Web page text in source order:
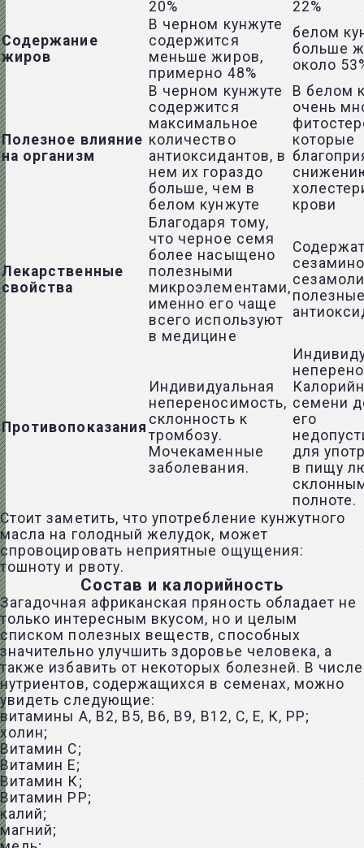
20% 22%
Содержание
жиров
В черном кунжуте
содержится
меньше жиров,
примерно 48%
белом
больше
около
Полезное влияние
на организм
В черном кунжуте
содержится
максимальное
количество
антиоксидантов, в
нем их гораздо
больше, чем в
белом кунжуте
В белом
очень
которые
крови
Лекарственные
свойства
Благодаря тому,
что черное семя
более насыщено
полезными
микроэлементами,
именно его чаще
всего используют
в медицине
Противопоказания
Индивидуальная
непереносимость,
склонность к
тромбозу.
Мочекаменные
заболевания.
семени
его
для
в пищу
полноте.
Стоит заметить, что употребление кунжутного
масла на голодный желудок, может
спровоцировать неприятные ощущения:
тошноту и рвоту.
Состав и калорийность
Загадочная африканская пряность обладает не
только интересным вкусом, но и целым
списком полезных веществ, способных
значительно улучшить здоровье человека, а
также избавить от некоторых болезней. В числе
нутриентов, содержащихся в семенах, можно
увидеть следующие:
витамины А, В2, В5, В6, В9, В12, С, Е, К, РР;
холин;
Витамин С;
Витамин Е;
Витамин К;
Витамин РР;
калий;
магний;